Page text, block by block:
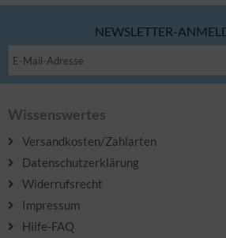
NEWSLETTER-
Wissenswertes
Versandkosten/Zahlarten
Datenschutzerklärung
Widerrufsrecht
Impressum
Hilfe-FAQ